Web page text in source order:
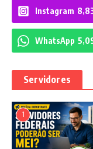
Instagram
WhatsApp
Servidores
1